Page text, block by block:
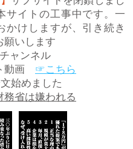
サイトの工事中です。一
かけしますが、引き続き
願いします
ャンネル
動画 ☞こちら
始めました
務省は嫌われる